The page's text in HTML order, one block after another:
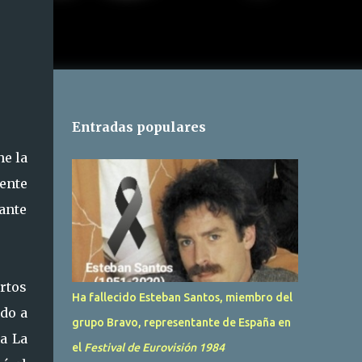
la
a
La
Entradas populares
Ha fallecido Esteban Santos, miembro del
grupo Bravo, representante de España en
el Festival de Eurovisión 1984